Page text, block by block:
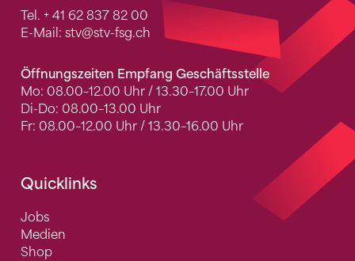
Tel. + 41 62 837 82 00
E-Mail: stv@stv-fsg.ch
Öffnungszeiten Empfang Geschäftsstelle
Mo: 08.00–12.00 Uhr / 13.30–17.00 Uhr
Di-Do: 08.00–13.00 Uhr
Fr: 08.00–12.00 Uhr / 13.30–16.00 Uhr
Quicklinks
Jobs
Medien
Shop